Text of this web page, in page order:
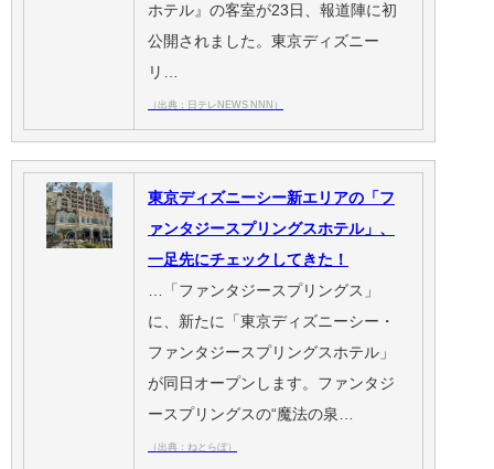
ホテル』の客室が23日、報道陣に初
公開されました。東京ディズニー
リ…
（出典：日テレNEWS NNN）
東京ディズニーシー新エリアの「フ
ァンタジースプリングスホテル」、
一足先にチェックしてきた！
…「ファンタジースプリングス」
に、新たに「東京ディズニーシー・
ファンタジースプリングスホテル」
が同日オープンします。ファンタジ
ースプリングスの“魔法の泉…
（出典：ねとらぼ）